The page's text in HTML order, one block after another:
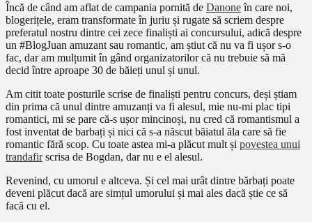
Încă de când am aflat de campania pornită de Danoneîn care noi,
blogerițele, eram transformate în juriu și rugate să scriem despre
preferatul nostru dintre cei zece finaliști ai concursului, adică despre
un #BlogJuan amuzant sau romantic, am știut că nu va fi ușor s-o
fac, dar am mulțumit în gând organizatorilor că nu trebuie să mă
decid între aproape 30 de băieți unul și unul.
Am citit toate posturile scrise de finaliști pentru concurs, deși știam
din prima că unul dintre amuzanți va fi alesul, mie nu-mi plac tipi
romantici, mi se pare că-s ușor mincinoși, nu cred că romantismul a
fost inventat de barbați și nici că s-a născut băiatul ăla care să fie
romantic fără scop. Cu toate astea mi-a plăcut mult și povestea unui
trandafirscrisa de Bogdan, dar nu e el alesul.
Revenind, cu umorul e altceva. Și cel mai urât dintre bărbați poate
deveni plăcut dacă are simțul umorului și mai ales dacă știe ce să
facă cu el.